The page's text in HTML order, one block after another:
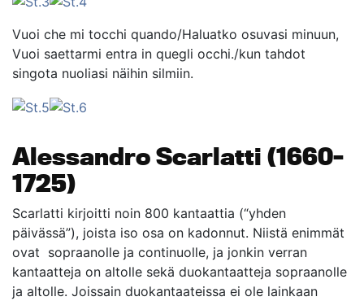
Vuoi che mi tocchi quando/Haluatko osuvasi minuun,
Vuoi saettarmi entra in quegli occhi./kun tahdot
singota nuoliasi näihin silmiin.
Alessandro Scarlatti (1660–
1725)
Scarlatti kirjoitti noin 800 kantaattia (“yhden
päivässä”), joista iso osa on kadonnut. Niistä enimmät
ovat sopraanolle ja continuolle, ja jonkin verran
kantaatteja on altolle sekä duokantaatteja sopraanolle
ja altolle. Joissain duokantaateissa ei ole lainkaan